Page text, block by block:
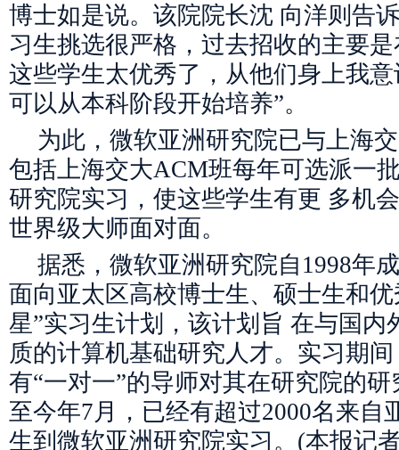
博士如是说。该院院长沈 向洋则告
习生挑选很严格，过去招收的主要
这些学生太优秀了，从他们身上我
可以从本科阶段开始培养”。
为此，微软亚洲研究院已与上海
包括上海交大ACM班每年可选派一
研究院实习，使这些学生有更 多机
世界级大师面对面。
据悉，微软亚洲研究院自1998年
面向亚太区高校博士生、硕士生和
星”实习生计划，该计划旨 在与国内
质的计算机基础研究人才。实习期
有“一对一”的导师对其在研究院的
至今年7月，已经有超过2000名来自
生到微软亚洲研究院实习。(本报记